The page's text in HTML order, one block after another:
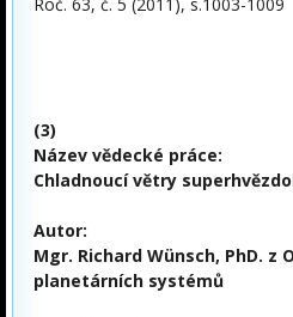
(3)
Název vědecké práce:
Chladnoucí větry
Autor:
Mgr. Richard Wünsch, PhD. z
planetárních systémů